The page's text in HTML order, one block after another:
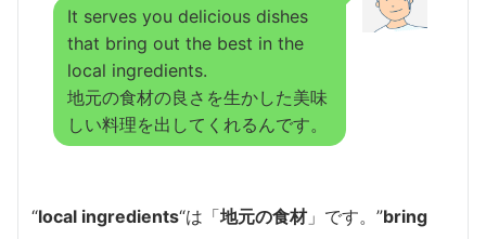
It serves you delicious dishes
that bring out the best in the
local ingredients.
地元の食材の良さを生かした美味
しい料理を出してくれるんです。
“local ingredients“は「地元の食材」です。”bring